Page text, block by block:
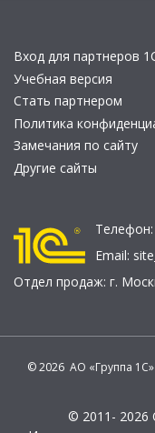
Вход для партнеров
Учебная версия
Стать партнером
Политика
Замечания по сайту
Другие сайты
Телефон:
Email:
Отдел продаж: г.
© 2026 АО «Группа
© 2011-